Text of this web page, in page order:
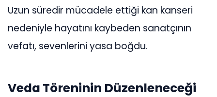
Uzun süredir mücadele ettiği kan kanseri
nedeniyle hayatını kaybeden sanatçının
vefatı, sevenlerini yasa boğdu.
Veda Töreninin Düzenleneceği